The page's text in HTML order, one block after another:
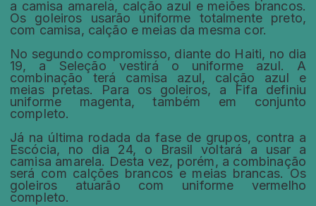
a camisa amarela, calção azul e meiões brancos.
Os goleiros usarão uniforme totalmente preto,
com camisa, calção e meias da mesma cor.
No segundo compromisso, diante do Haiti, no dia
19, a Seleção vestirá o uniforme azul. A
combinação terá camisa azul, calção azul e
meias pretas. Para os goleiros, a Fifa definiu
uniforme magenta, também em conjunto
completo.
Já na última rodada da fase de grupos, contra a
Escócia, no dia 24, o Brasil voltará a usar a
camisa amarela. Desta vez, porém, a combinação
será com calções brancos e meias brancas. Os
goleiros atuarão com uniforme vermelho
completo.